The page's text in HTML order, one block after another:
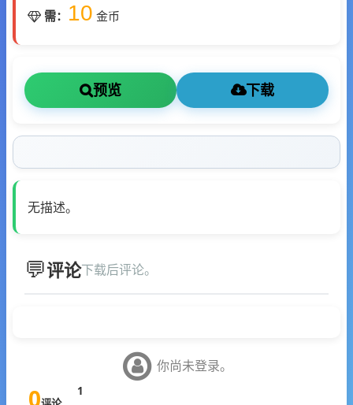
需： 10 金币
预览 下载
无描述。
评论下载后评论。
你尚未登录。
0 1